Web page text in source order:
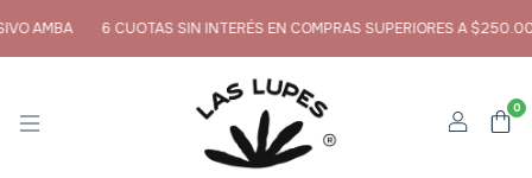
AMBA 6 CUOTAS SIN INTERÉS EN COMPRAS SUPERIORES A
0